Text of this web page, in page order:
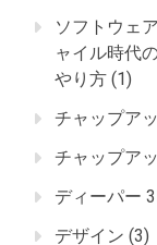
ソフトウェ
ャイル時代
やり方 (1)
チャップア
チャップア
ディーパー
デザイン (3)